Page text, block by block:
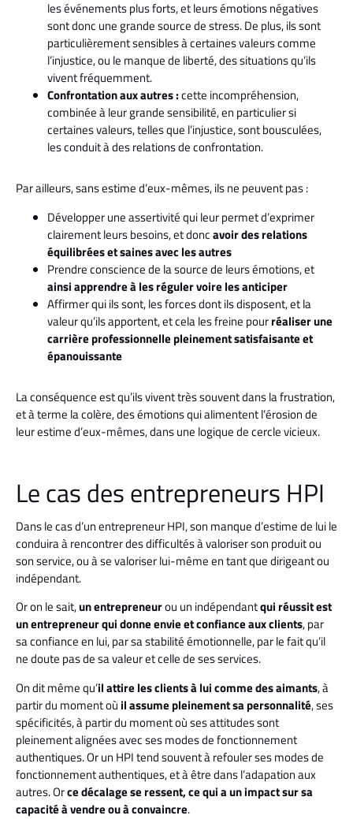
les événements plus forts, et leurs émotions négatives
sont donc une grande source de stress. De plus, ils sont
particulièrement sensibles à certaines valeurs comme
l’injustice, ou le manque de liberté, des situations qu’ils
vivent fréquemment.
Confrontation aux autres :cette incompréhension,
combinée à leur grande sensibilité, en particulier si
certaines valeurs, telles que l’injustice, sont bousculées,
les conduit à des relations de confrontation.
Par ailleurs, sans estime d’eux-mêmes, ils ne peuvent pas :
Développer une assertivité qui leur permet d’exprimer
clairement leurs besoins, et doncavoir des relations
équilibrées et saines avec les autres
Prendre conscience de la source de leurs émotions, et
ainsi apprendre à les réguler voire les anticiper
Affirmer qui ils sont, les forces dont ils disposent, et la
valeur qu’ils apportent, et cela les freine pourréaliser une
carrière professionnelle pleinement satisfaisante et
épanouissante
La conséquence est qu’ils vivent très souvent dans la frustration,
et à terme la colère, des émotions qui alimentent l’érosion de
leur estime d’eux-mêmes, dans une logique de cercle vicieux.
Le cas des entrepreneurs HPI
Dans le cas d’un entrepreneur HPI, son manque d’estime de lui le
conduira à rencontrer des difficultés à valoriser son produit ou
son service, ou à se valoriser lui-même en tant que dirigeant ou
indépendant.
Or on le sait,un entrepreneurou un indépendantqui réussit est
un entrepreneur qui donne envie et confiance aux clients, par
sa confiance en lui, par sa stabilité émotionnelle, par le fait qu’il
ne doute pas de sa valeur et celle de ses services.
On dit même qu’il attire les clients à lui comme des aimants, à
partir du moment où il assume pleinement sa personnalité, ses
spécificités, à partir du moment où ses attitudes sont
pleinement alignées avec ses modes de fonctionnement
authentiques. Or un HPI tend souvent à refouler ses modes de
fonctionnement authentiques, et à être dans l’adapation aux
autres. Orce décalage se ressent, ce qui a un impact sur sa
capacité à vendre ou à convaincre.